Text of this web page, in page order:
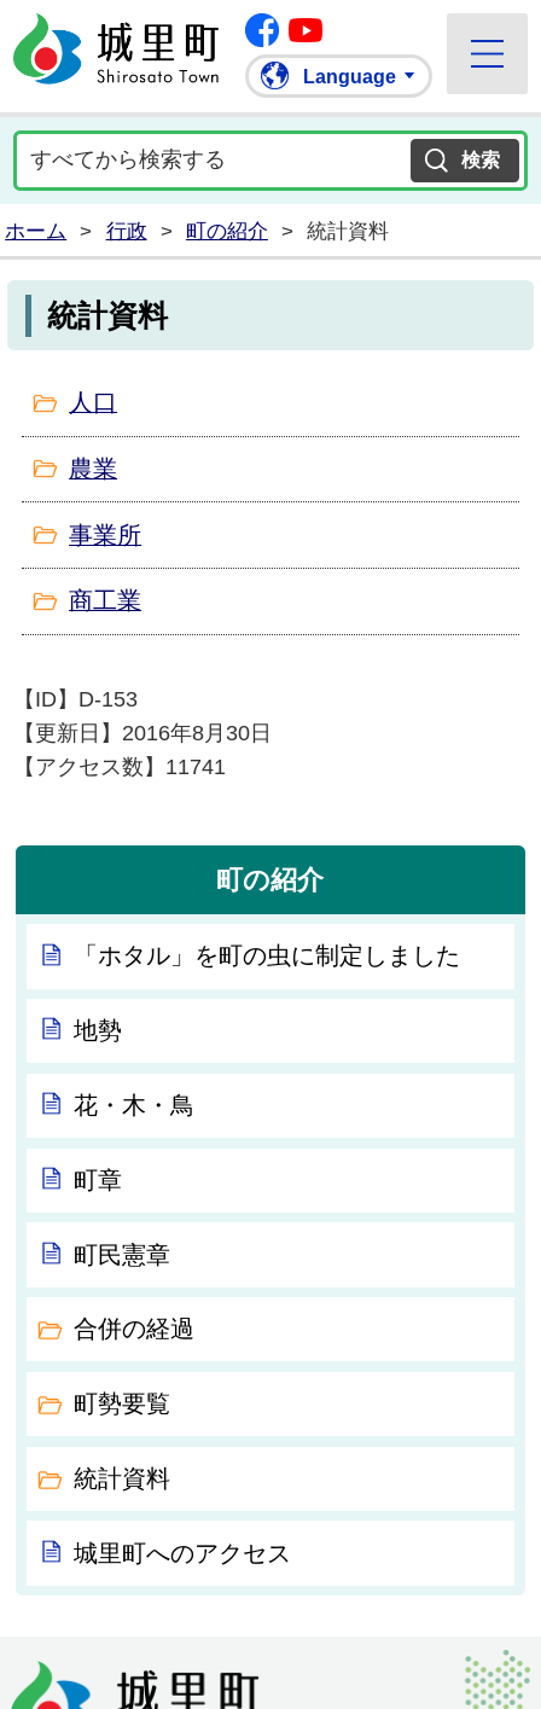
城里町ホームページ
Facebook
Language
ホーム > 行政 > 町の紹介 > 統計資料
統計資料
人口
農業
事業所
商工業
【ID】 D-153
【更新日】 2016年8月30日
【アクセス数】 11741
町の紹介
「ホタル」を町の虫に制定しました
地勢
花・木・鳥
町章
町民憲章
合併の経過
町勢要覧
統計資料
城里町へのアクセス